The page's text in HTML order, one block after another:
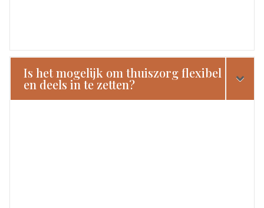
Is het mogelijk om thuiszorg flexibel
en deels in te zetten?